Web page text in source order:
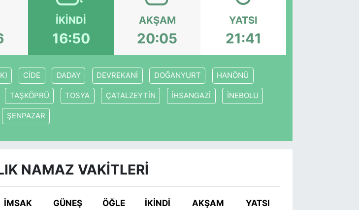
İKINDI
16:50
AKŞAM
20:05
YATSI
21:41
CİDE DADAY DEVREKANİ DOĞANYURT HANÖNÜ
TAŞKÖPRÜ TOSYA ÇATALZEYTİN İHSANGAZİ İNEBOLU
ŞENPAZAR
NAMAZ VAKITLERI
İMSAK GÜNEŞ ÖĞLE İKINDI AKŞAM
YATSI